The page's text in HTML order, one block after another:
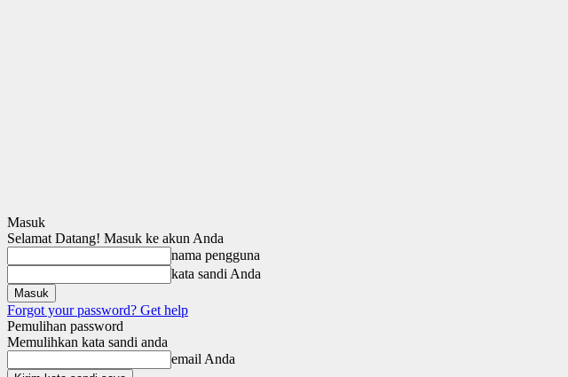
Masuk
Selamat Datang! Masuk ke akun Anda
nama pengguna
kata sandi Anda
Forgot your password? Get help
Pemulihan password
Memulihkan kata sandi anda
email Anda